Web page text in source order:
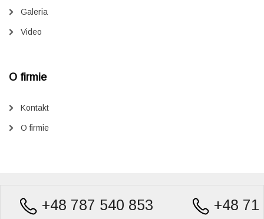
Galeria
Video
O firmie
Kontakt
O firmie
+48 787 540 853 +48 71